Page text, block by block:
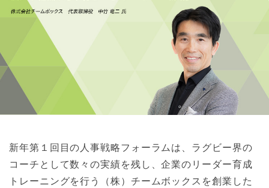
新年第１回目の人事戦略フォーラムは、ラグビー界の
コーチとして数々の実績を残し、企業のリーダー育成
トレーニングを行う（株）チームボックスを創業した